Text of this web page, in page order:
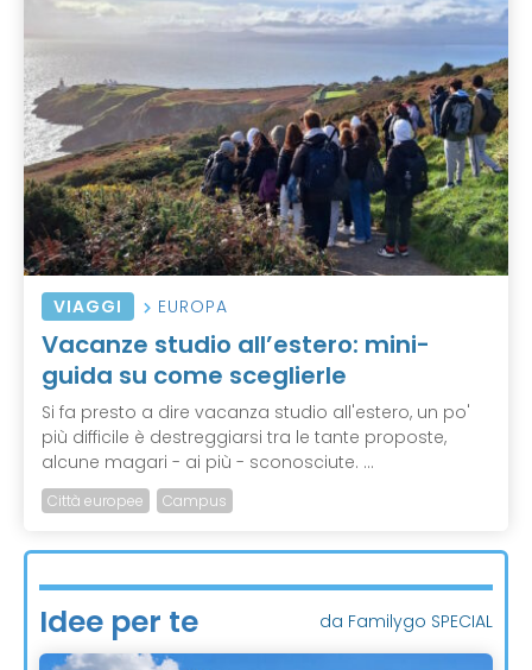
VIAGGI EUROPA
Vacanze studio all’estero: mini-
guida su come sceglierle
Si fa presto a dire vacanza studio all'estero, un po'
più difficile è destreggiarsi tra le tante proposte,
alcune magari - ai più - sconosciute. ...
Città europee Campus
Idee per te da Familygo SPECIAL